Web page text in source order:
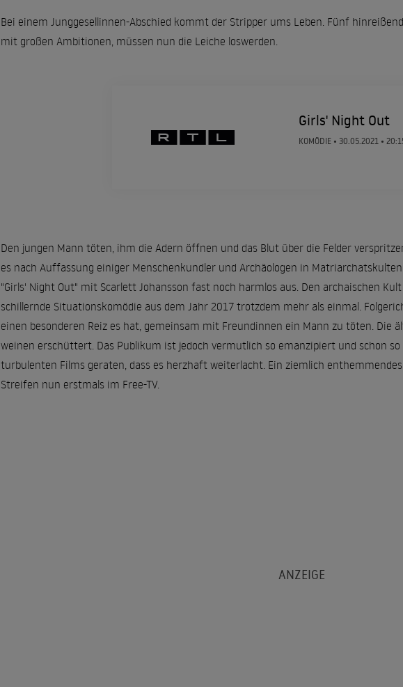
Bei einem Junggesellinnen-Abschied kommt der Stripper ums Leben. Fünf
mit großen Ambitionen, müssen nun die Leiche loswerden.
Girls' Night Out
KOMÖDIE • 30.05.2021 •
Den jungen Mann töten, ihm die Adern öffnen und das Blut über die Felder
es nach Auffassung einiger Menschenkundler und Archäologen in
"Girls' Night Out" mit Scarlett Johansson fast noch harmlos aus. Den archaischen
schillernde Situationskomödie aus dem Jahr 2017 trotzdem mehr als einmal.
einen besonderen Reiz es hat, gemeinsam mit Freundinnen ein Mann zu töten. Die
weinen erschüttert. Das Publikum ist jedoch vermutlich so emanzipiert und schon
turbulenten Films geraten, dass es herzhaft weiterlacht. Ein ziemlich
Streifen nun erstmals im Free-TV.